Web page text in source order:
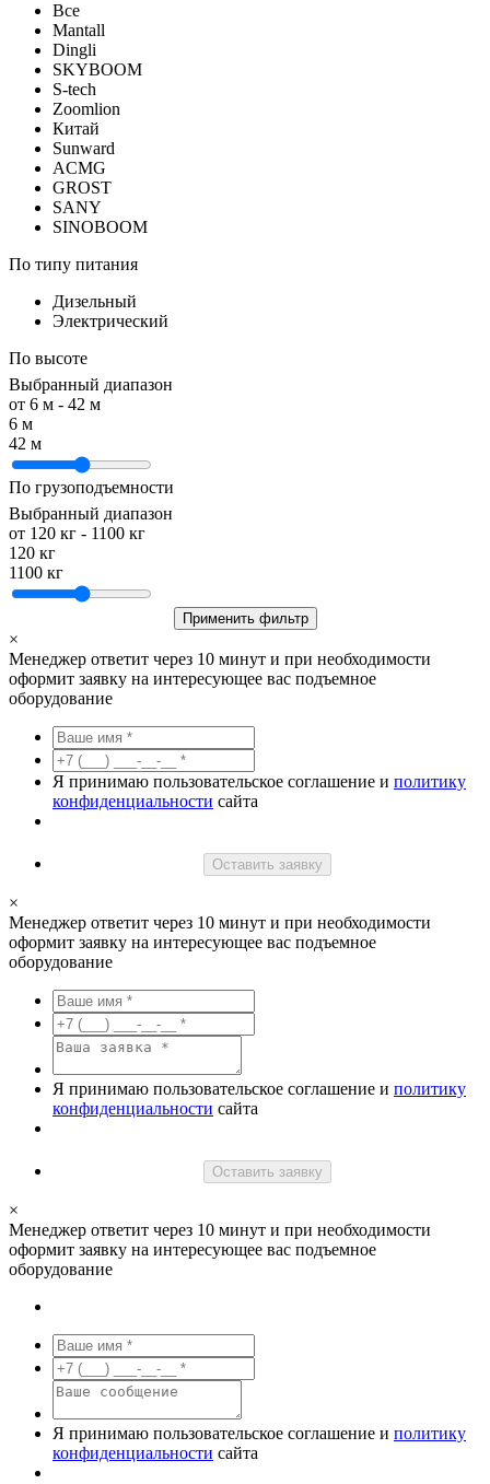
Все
Mantall
Dingli
SKYBOOM
S-tech
Zoomlion
Китай
Sunward
ACMG
GROST
SANY
SINOBOOM
По типу питания
Дизельный
Электрический
По высоте
Выбранный диапазон
от 6 м - 42 м
6 м
42 м
По грузоподъемности
Выбранный диапазон
от 120 кг - 1100 кг
120 кг
1100 кг
Применить фильтр
×
Менеджер ответит через 10 минут и при необходимости
оформит заявку на интересующее вас подъемное
оборудование
Я принимаю пользовательское соглашение и политику
конфиденциальности сайта
Оставить заявку
×
Менеджер ответит через 10 минут и при необходимости
оформит заявку на интересующее вас подъемное
оборудование
Я принимаю пользовательское соглашение и политику
конфиденциальности сайта
Оставить заявку
×
Менеджер ответит через 10 минут и при необходимости
оформит заявку на интересующее вас подъемное
оборудование
Я принимаю пользовательское соглашение и политику
конфиденциальности сайта